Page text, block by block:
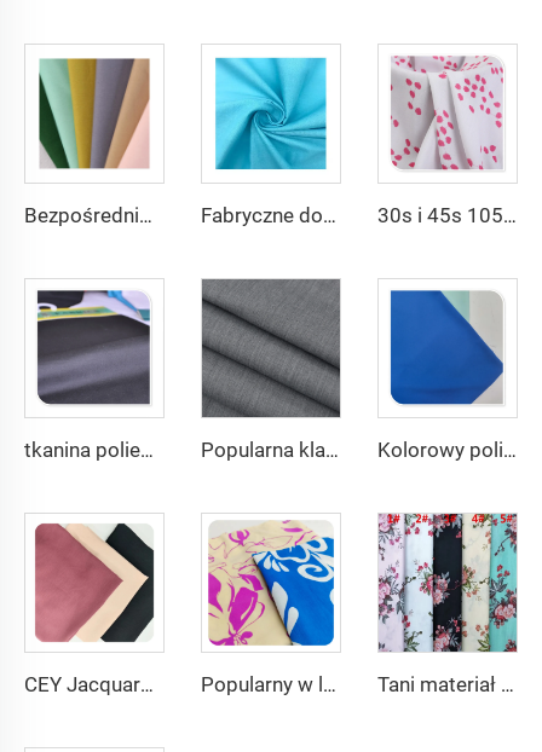
Bezpośrednio z fabryki Poliester Gabardyna Tkanina/Twill Gabardyna Dla uniformów roboczych Fabryczne dostawy tkaniny poliestrowej 80% Bawełnianej 20%, gęstość 110*76, masa 100g/m², skład poplin tc poplin 30s i 45s 105gsm piękny drukowany jednobarwnie barwiony materiał modowy na sukienkę i koszulę dla dam 100% wiskos
tkanina poliesterowa 80% bawełniana 20% poplin tanio, przeznaczona na podszewkę i kieszenie oraz męską koszulową tkaninę Popularna klasyczna TR tkanina z poliestru i wiskosu w prążki do wykurowania płaszczy Kolorowy poliester spandeks 4-Stronny Rozciągany Barwiony Materiał Współcześniepleciony do Sukienek i Ubranek
CEY Jacquard tanie ceny wysoka jakość dla odzieży 100% POLIESTER Popularny w lecie materiał 100% poliestrowy tkanina CEY, duży flora drukowany dla damskiej odzieży Tani materiał z fabryki 100% rayon drukowany materiał na ubrania dla kobiet wiskos drukowany